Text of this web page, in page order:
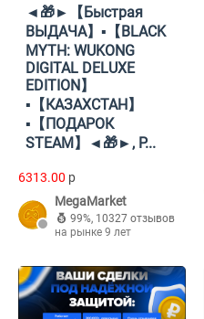
◄🎁►【Быстрая
ВЫДАЧА】▪️【BLACK
MYTH: WUKONG
DIGITAL DELUXE
EDITION】
▪️【КАЗАХСТАН】
▪️【ПОДАРОК
STEAM】◄🎁►, P...
6313.00 p
MegaMarket
99%, 10327 отзывов
на рынке 9 лет